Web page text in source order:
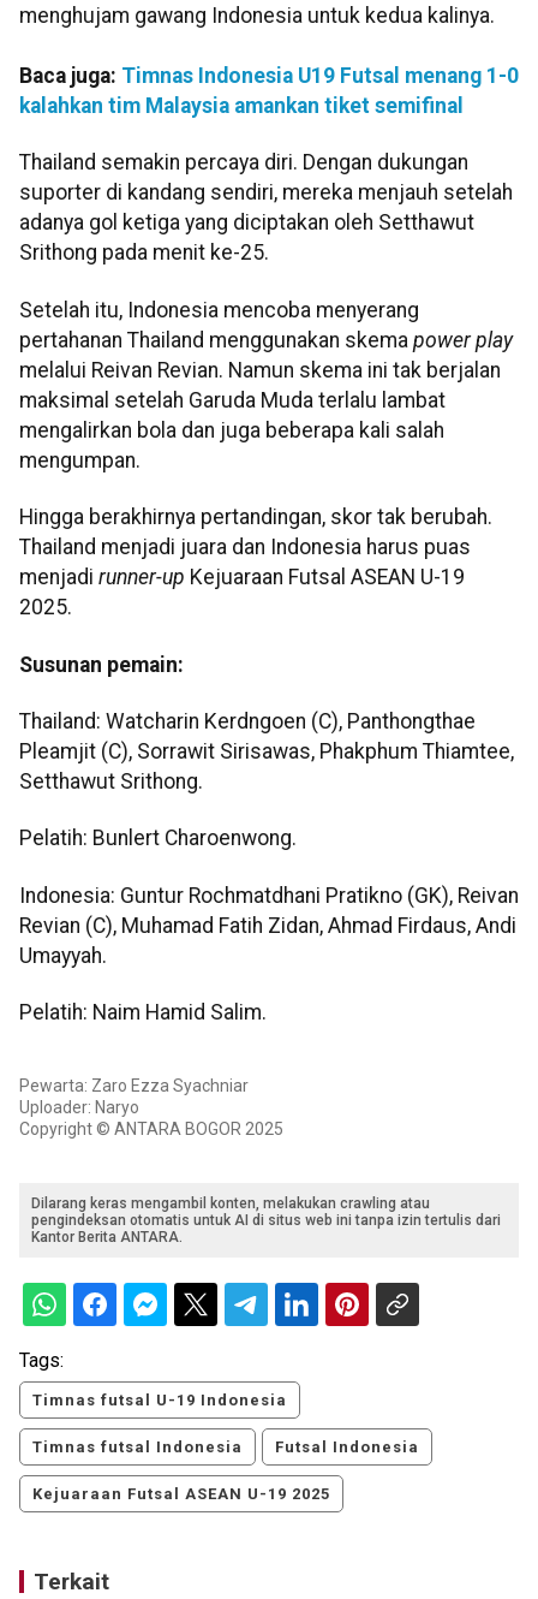
menghujam gawang Indonesia untuk kedua kalinya.
Baca juga: Timnas Indonesia U19 Futsal menang 1-0
kalahkan tim Malaysia amankan tiket semifinal
Thailand semakin percaya diri. Dengan dukungan
suporter di kandang sendiri, mereka menjauh setelah
adanya gol ketiga yang diciptakan oleh Setthawut
Srithong pada menit ke-25.
Setelah itu, Indonesia mencoba menyerang
pertahanan Thailand menggunakan skema power play
melalui Reivan Revian. Namun skema ini tak berjalan
maksimal setelah Garuda Muda terlalu lambat
mengalirkan bola dan juga beberapa kali salah
mengumpan.
Hingga berakhirnya pertandingan, skor tak berubah.
Thailand menjadi juara dan Indonesia harus puas
menjadi runner-up Kejuaraan Futsal ASEAN U-19
2025.
Susunan pemain:
Thailand: Watcharin Kerdngoen (C), Panthongthae
Pleamjit (C), Sorrawit Sirisawas, Phakphum Thiamtee,
Setthawut Srithong.
Pelatih: Bunlert Charoenwong.
Indonesia: Guntur Rochmatdhani Pratikno (GK), Reivan
Revian (C), Muhamad Fatih Zidan, Ahmad Firdaus, Andi
Umayyah.
Pelatih: Naim Hamid Salim.
Pewarta: Zaro Ezza Syachniar
Uploader: Naryo
Copyright © ANTARA BOGOR 2025
Dilarang keras mengambil konten, melakukan crawling atau
pengindeksan otomatis untuk AI di situs web ini tanpa izin tertulis dari
Kantor Berita ANTARA.
Tags:
Timnas futsal U-19 Indonesia
Timnas futsal Indonesia Futsal Indonesia
Kejuaraan Futsal ASEAN U-19 2025
Terkait